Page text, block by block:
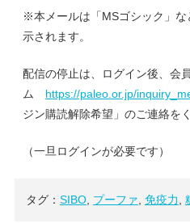
※本メールは「MSゴシック」
示されます。
配信の停止は、ログイン後、会
ム https://paleo.or.jp/
ジン購読解除希望」のご連絡を
（一旦ログインが必要です）
タグ： SIBO, プーファ 免疫力